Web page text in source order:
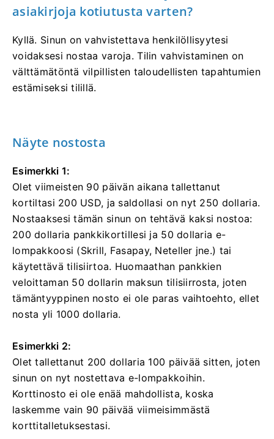
asiakirjoja kotiutusta varten?
Kyllä. Sinun on vahvistettava henkilöllisyytesi
voidaksesi nostaa varoja. Tilin vahvistaminen on
välttämätöntä vilpillisten taloudellisten tapahtumien
estämiseksi tilillä.
Näyte nostosta
Esimerkki 1:
Olet viimeisten 90 päivän aikana tallettanut
kortiltasi 200 USD, ja saldollasi on nyt 250 dollaria.
Nostaaksesi tämän sinun on tehtävä kaksi nostoa:
200 dollaria pankkikortillesi ja 50 dollaria e-
lompakkoosi (Skrill, Fasapay, Neteller jne.) tai
käytettävä tilisiirtoa. Huomaathan pankkien
veloittaman 50 dollarin maksun tilisiirrosta, joten
tämäntyyppinen nosto ei ole paras vaihtoehto, ellet
nosta yli 1000 dollaria.
Esimerkki 2:
Olet tallettanut 200 dollaria 100 päivää sitten, joten
sinun on nyt nostettava e-lompakkoihin.
Korttinosto ei ole enää mahdollista, koska
laskemme vain 90 päivää viimeisimmästä
korttitalletuksestasi.